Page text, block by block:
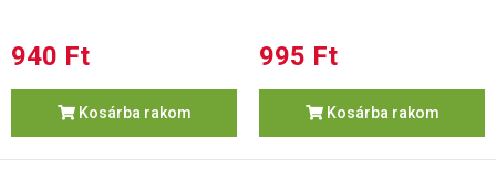
940 Ft
Kosárba rakom
995 Ft
Kosárba rakom